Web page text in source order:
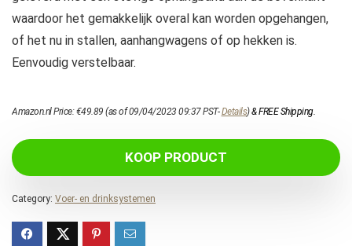
waardoor het gemakkelijk overal kan worden opgehangen,
of het nu in stallen, aanhangwagens of op hekken is.
Eenvoudig verstelbaar.
Amazon.nl Price:€49.89 (as of 09/04/2023 09:37 PST-Details)&FREE Shipping.
KOOP PRODUCT
Category: Voer- en drinksystemen